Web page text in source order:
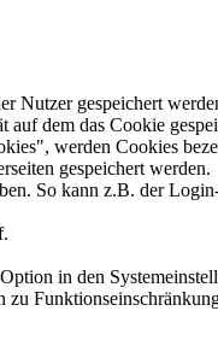
Nutzer gespeichert
dem das Cookie
werden Cookies
gespeichert werden.
So kann z.B. der
in den